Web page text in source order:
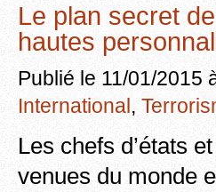
Le plan secret
hautes
Publié le 11/01/2015
International,
Les chefs d’états
venues du monde